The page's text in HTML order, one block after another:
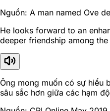
Nguồn: A man named Ove
He looks forward to an
deeper friendship among
Ông mong muốn có sự hiểu
sâu sắc hơn giữa các hạm